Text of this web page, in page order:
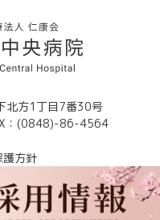
北方1丁目7番30号
：(0848)-86-4564
護方針